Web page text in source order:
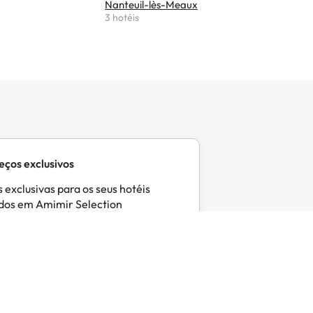
Nanteuil-lès-Meaux
3 hotéis
exclusivos
para os seus hotéis
em Amimir Selection